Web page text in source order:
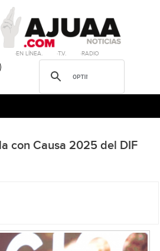
·EN LÍNEA. ·T.V. ·RADIO
con Causa 2025 del DIF